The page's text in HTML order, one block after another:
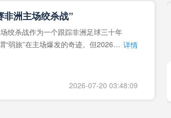
非洲主场绞杀战”
绞杀战作为一个跟踪非洲足球三十年
“弱旅”在主场爆发的奇迹。但2026年 详情
2026-07-20 03:48:09